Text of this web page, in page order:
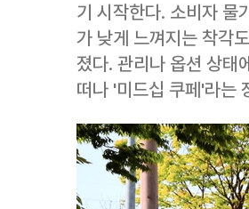
기 시작한다. 소비자 물
가 낮게 느껴지는 착각
졌다. 관리나 옵션 상태
떠나 '미드십 쿠페'라는